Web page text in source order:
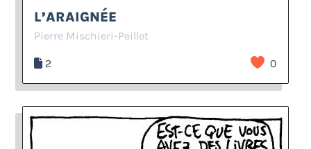
L’ARAIGNÉE
Pierre Mischieri-Peillet
2 0